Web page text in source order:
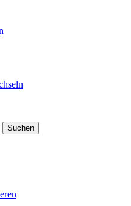
Suchen